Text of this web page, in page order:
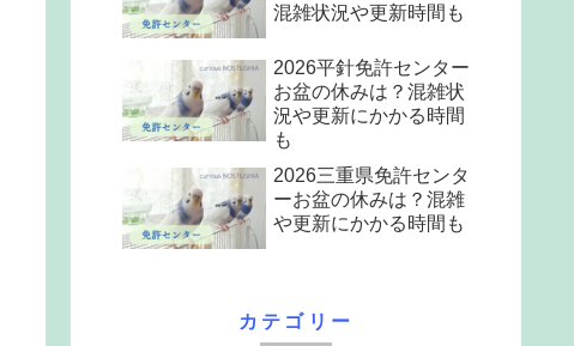
混雑状況や更新時間も
2026平針免許センター
お盆の休みは？混雑状
況や更新にかかる時間
も
2026三重県免許センタ
ーお盆の休みは？混雑
や更新にかかる時間も
カテゴリー